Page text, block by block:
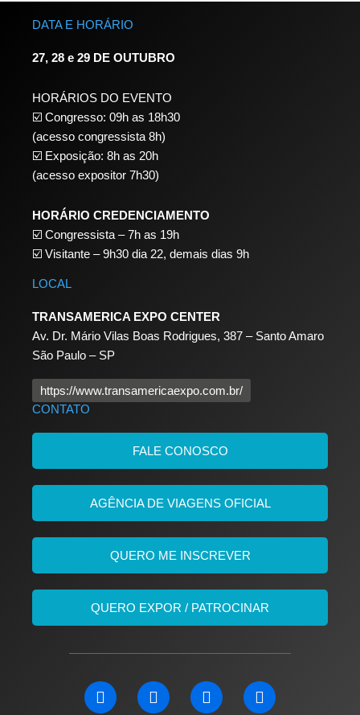
DATA E HORÁRIO
27, 28 e 29 DE OUTUBRO
HORÁRIOS DO EVENTO
☑️ Congresso: 09h as 18h30
(acesso congressista 8h)
☑️ Exposição: 8h as 20h
(acesso expositor 7h30)
HORÁRIO CREDENCIAMENTO
☑️ Congressista – 7h as 19h
☑️ Visitante – 9h30 dia 22, demais dias 9h
LOCAL
TRANSAMERICA EXPO CENTER
Av. Dr. Mário Vilas Boas Rodrigues, 387 – Santo Amaro
São Paulo – SP
https://www.transamericaexpo.com.br/
CONTATO
FALE CONOSCO
AGÊNCIA DE VIAGENS OFICIAL
QUERO ME INSCREVER
QUERO EXPOR / PATROCINAR
L
i
F
a
I
n
Y
o